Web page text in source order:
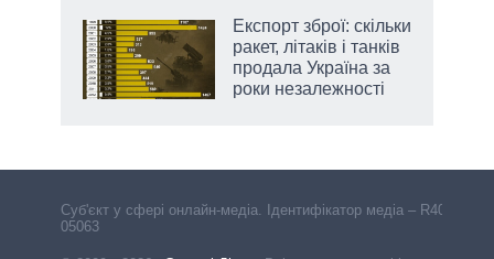
Експорт зброї: скільки
ракет, літаків і танків
продала Україна за
роки незалежності
Cуб'єкт у сфері онлайн-медіа. Ідентифікатор медіа – R40-
05063